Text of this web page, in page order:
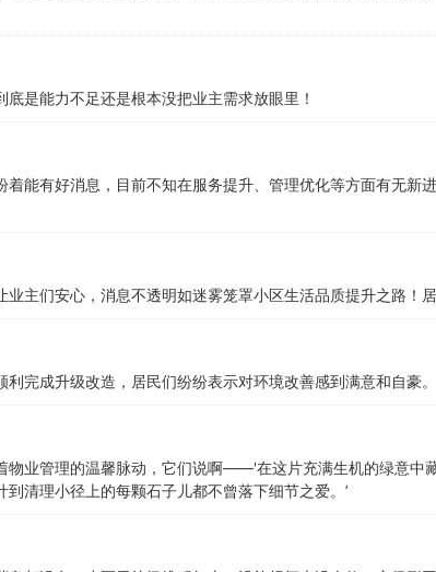
是能力不足还是根本没把业主需求放眼里！
能有好消息，目前不知在服务提升、管理优化等方面有无新
主们安心，消息不透明如迷雾笼罩小区生活品质提升之路！
完成升级改造，居民们纷纷表示对环境改善感到满意和自豪。
物业管理的温馨脉动，它们说啊——'在这片充满生机的绿意中
清理小径上的每颗石子儿都不曾落下细节之爱。’